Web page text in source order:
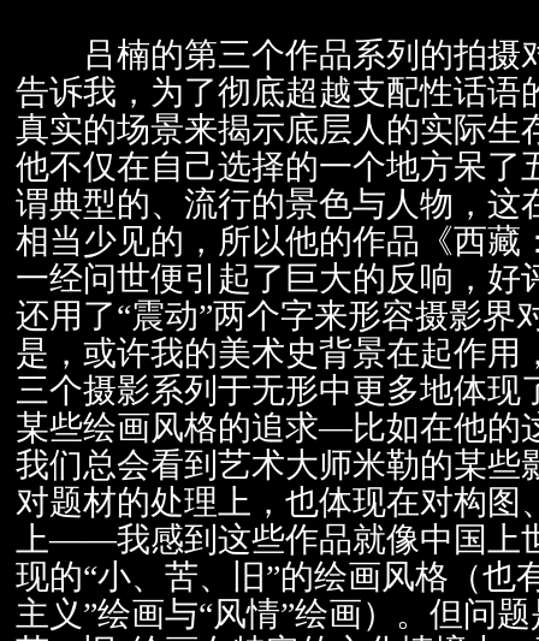
吕楠的第三个作品系列的拍摄
告诉我，为了彻底超越支配性话语
真实的场景来揭示底层人的实际生
他不仅在自己选择的一个地方呆了
谓典型的、流行的景色与人物，这
相当少见的，所以他的作品《西藏
一经问世便引起了巨大的反响，好
还用了“震动”两个字来形容摄影界
是，或许我的美术史背景在起作用
三个摄影系列于无形中更多地体现
某些绘画风格的追求—比如在他的
我们总会看到艺术大师米勒的某些
对题材的处理上，也体现在对构图
上——我感到这些作品就像中国上
现的“小、苦、旧”的绘画风格（也
主义”绘画与“风情”绘画）。但问